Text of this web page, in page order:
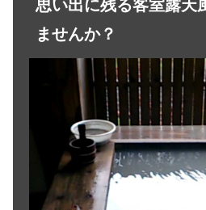
思い出に残る客室露天
ませんか？